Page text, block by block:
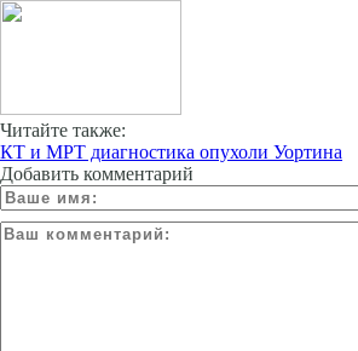
Читайте также:
КТ и МРТ диагностика опухоли Уортина
Добавить комментарий